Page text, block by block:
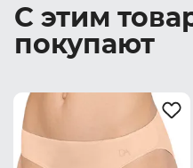
С этим
покупают